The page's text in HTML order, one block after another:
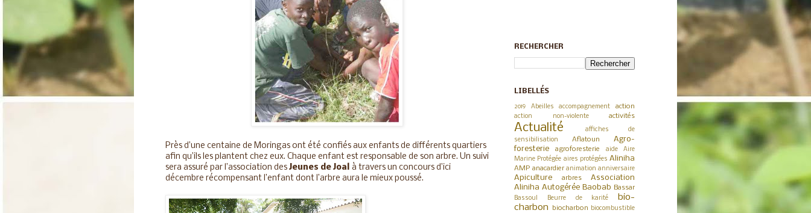
Près d’une centaine de Moringas ont été confiés aux enfants de différents quartiers
afin qu’ils les plantent chez eux. Chaque enfant est responsable de son arbre. Un suivi
sera assuré par l’association des Jeunes de Joal à travers un concours d’ici
décembre récompensant l’enfant dont l’arbre aura le mieux poussé.
RECHERCHER
LIBELLÉS
2019 Abeilles accompagnement action
action non-violente activités
Actualité
affiches de
sensibilisation
Aflatoun
Agro-
foresterie
agroforesterie aide
Aire
Marine Protégée aires protégées Aliniha
AMP anacardier animation anniversaire
Apiculture arbres
Association
Aliniha Autogérée Baobab Bassar
Bassoul Beurre de karité
bio-
charbon
biocharbon biocombustible